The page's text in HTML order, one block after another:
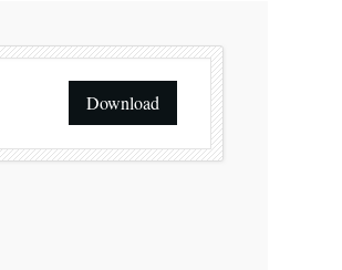
Download